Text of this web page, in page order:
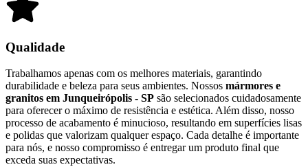
Qualidade
Trabalhamos apenas com os melhores materiais, garantindo
durabilidade e beleza para seus ambientes. Nossos mármores e
granitos em Junqueirópolis - SP são selecionados cuidadosamente
para oferecer o máximo de resistência e estética. Além disso, nosso
processo de acabamento é minucioso, resultando em superfícies lisas
e polidas que valorizam qualquer espaço. Cada detalhe é importante
para nós, e nosso compromisso é entregar um produto final que
exceda suas expectativas.